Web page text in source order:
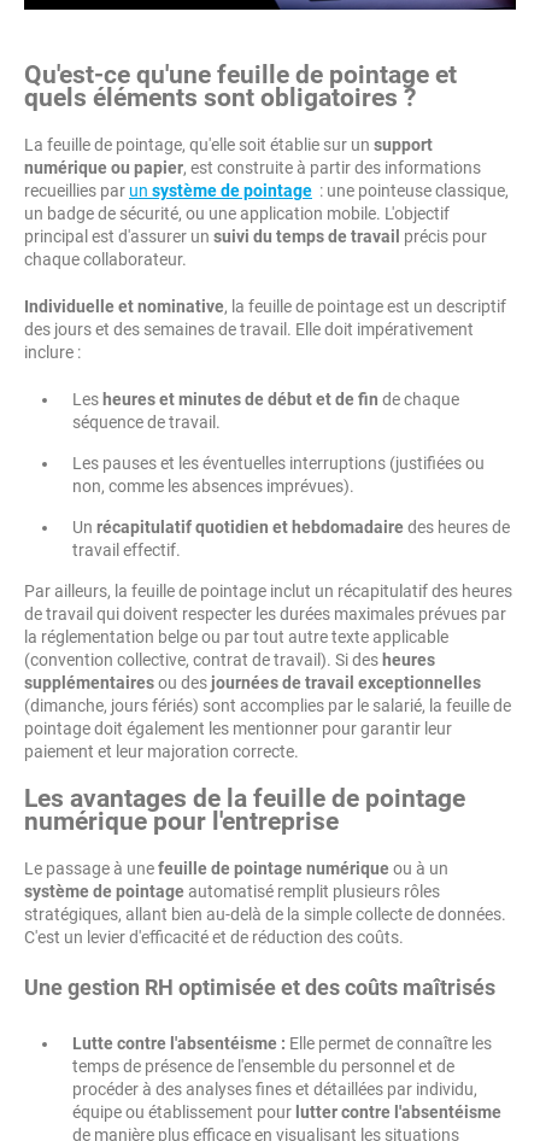
Qu'est-ce qu'une feuille de pointage et
quels éléments sont obligatoires ?
La feuille de pointage, qu'elle soit établie sur un support
numérique ou papier, est construite à partir des informations
recueillies par un système de pointage : une pointeuse classique,
un badge de sécurité, ou une application mobile. L'objectif
principal est d'assurer un suivi du temps de travail précis pour
chaque collaborateur.
Individuelle et nominative, la feuille de pointage est un descriptif
des jours et des semaines de travail. Elle doit impérativement
inclure :
Les heures et minutes de début et de fin de chaque
séquence de travail.
Les pauses et les éventuelles interruptions (justifiées ou
non, comme les absences imprévues).
Un récapitulatif quotidien et hebdomadairedes heures de
travail effectif.
Par ailleurs, la feuille de pointage inclut un récapitulatif des heures
de travail qui doivent respecter les durées maximales prévues par
la réglementation belge ou par tout autre texte applicable
(convention collective, contrat de travail). Si des heures
supplémentairesou des journées de travail exceptionnelles
(dimanche, jours fériés) sont accomplies par le salarié, la feuille de
pointage doit également les mentionner pour garantir leur
paiement et leur majoration correcte.
Les avantages de la feuille de pointage
numérique pour l'entreprise
Le passage à unefeuille de pointage numériqueou à un
système de pointageautomatisé remplit plusieurs rôles
stratégiques, allant bien au-delà de la simple collecte de données.
C'est un levier d'efficacité et de réduction des coûts.
Une gestion RH optimisée et des coûts maîtrisés
Lutte contre l'absentéisme : Elle permet de connaître les
temps de présence de l'ensemble du personnel et de
procéder à des analyses fines et détaillées par individu,
équipe ou établissement pour lutter contre l'absentéisme
de manière plus efficace en visualisant les situations